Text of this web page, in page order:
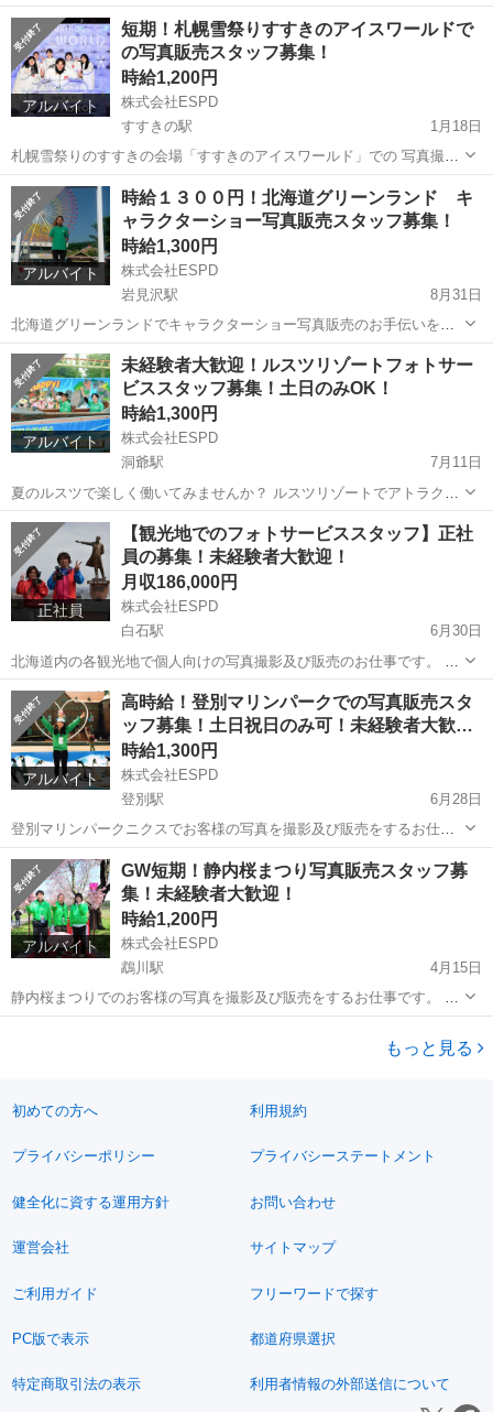
事です。 撮影に関しては研修で簡単に覚えることが出来るので安心で
す。 お客様と楽しくコミュニケーションがとれる方であれば誰でも
OK！ お客様の思い出作りのお...
北海道 日高郡 鵡川駅 接客 まつり
アルバイト
短期！札幌雪祭りすすきのアイスワールドで
の写真販売スタッフ募集！
時給1,200円
株式会社ESPD
すすきの駅
1月18日
札幌雪祭りのすすきの会場「すすきのアイスワールド」での 写真撮影
及び販売業務のアルバイトです。 未経験者大歓迎！誰でも簡単に始め
れるお仕事です。 勤務期間は２月４日～１１日までの短期 勤務時間は
１５時～２２時...
北海道 札幌市 すすきの駅 接客 スタッフ
アルバイト
時給１３００円！北海道グリーンランド キ
ャラクターショー写真販売スタッフ募集！
時給1,300円
株式会社ESPD
岩見沢駅
8月31日
北海道グリーンランドでキャラクターショー写真販売のお手伝いをし
ていただくお仕事です。 主に撮影券の販売とお客様の誘導のお手伝い
をしていただきます。 特に難しい業務内容ではないので誰でも簡単に
できるお仕事となります。 ...
北海道 岩見沢市 岩見沢駅 キャラクターショー
アルバイト
未経験者大歓迎！ルスツリゾートフォトサー
ビススタッフ募集！土日のみOK！
時給1,300円
株式会社ESPD
洞爺駅
7月11日
夏のルスツで楽しく働いてみませんか？ ルスツリゾートでアトラクシ
ョンのライドショットを撮影して販売するお仕事です。 撮影は半自動
でとても簡単！誰でも簡単に出来る内容です。 未経験者大歓迎！ 年齢
性別不問 お...
北海道 虻田郡 洞爺駅 時給
正社員
【観光地でのフォトサービススタッフ】正社
員の募集！未経験者大歓迎！
月収186,000円
株式会社ESPD
白石駅
6月30日
北海道内の各観光地で個人向けの写真撮影及び販売のお仕事です。 撮
影方法や業務内容については1からの研修で覚えることができますので
全くの未経験者でも大丈夫です。 カメラに興味がある方や旅行が趣味
な方にはぴったり...
北海道 札幌市 白石駅 サービス業 未経験
アルバイト
高時給！登別マリンパークでの写真販売スタ
ッフ募集！土日祝日のみ可！未経験者大歓…
時給1,300円
株式会社ESPD
登別駅
6月28日
登別マリンパークニクスでお客様の写真を撮影及び販売をするお仕事
です。 未経験者大歓迎！！ 撮影とは言っても操作はとても簡単ですの
で誰でもすぐに覚えることができます。 撮影が苦手な方は販売のみの
業務も可能です。 お...
北海道 登別市 登別駅 その他 スタッフ
アルバイト
GW短期！静内桜まつり写真販売スタッフ募
集！未経験者大歓迎！
時給1,200円
株式会社ESPD
鵡川駅
4月15日
静内桜まつりでのお客様の写真を撮影及び販売をするお仕事です。 撮
影とは言っても操作はとても簡単ですので誰でもすぐに覚えることが
できます。 撮影が苦手な方は販売のみの業務も可能です。 お客様と楽
もっと見る
初めての方へ 利用規約
プライバシーポリシー プライバシーステートメント
健全化に資する運用方針 お問い合わせ
運営会社 サイトマップ
ご利用ガイド フリーワードで探す
PC版で表示 都道府県選択
特定商取引法の表示 利用者情報の外部送信について